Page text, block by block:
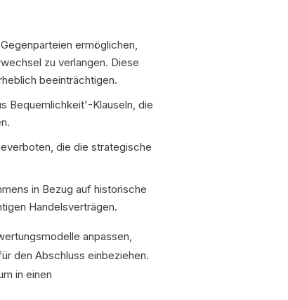
ermöglichen,
zu verlangen. Diese
beeinträchtigen.
Bequemlichkeit'-Klauseln, die
die die strategische
in Bezug auf historische
Handelsverträgen.
anpassen,
den Abschluss einbeziehen.
in einen